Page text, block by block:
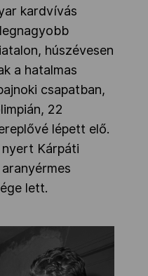
kardvívás
húszévesen
a hatalmas
csapatban,
22
lépett elő.
Kárpáti
lett.